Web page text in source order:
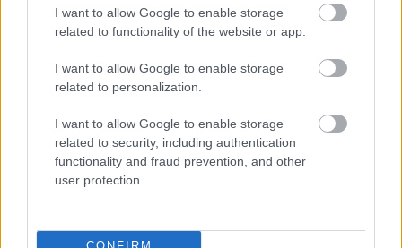
I want to allow Google to enable storage
related to functionality of the website or app.
I want to allow Google to enable storage
related to personalization.
I want to allow Google to enable storage
related to security, including authentication
functionality and fraud prevention, and other
user protection.
Varnessából Cornigliába